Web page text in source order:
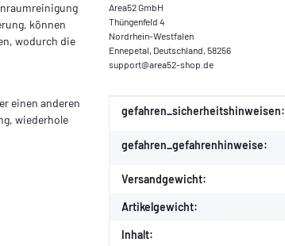
können
wodurch die
einen anderen
wiederhole
Area52 GmbH
Thüngenfeld 4
Nordrhein-Westfalen
Ennepetal, Deutschland, 58256
support@area52-shop.de
Produkteigenschaft
Wert
gefahren_sicherheitshinweisen:
gefahren_gefahrenhinweise:
Versandgewicht:
Artikelgewicht:
Inhalt: